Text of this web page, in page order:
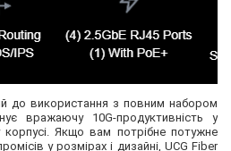
до використання з повним набором
вражаючу 10G-продуктивність у
Якщо вам потрібне потужне
у розмірах і дизайні, UCG Fiber